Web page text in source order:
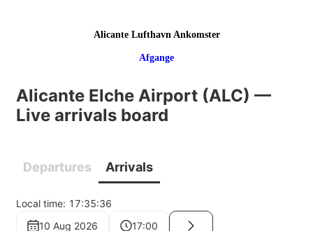
Alicante Lufthavn Ankomster
Afgange